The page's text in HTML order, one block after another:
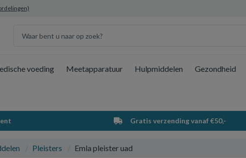
voeding Meetapparatuur Hulpmiddelen Gezondheid
Gratis verzending vanaf €50,-
Pleisters Emla pleister uad